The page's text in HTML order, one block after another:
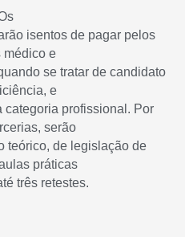
isentos de pagar pelos
médico e
se tratar de candidato
e
profissional. Por
serão
teórico, de legislação de
práticas
três retestes.